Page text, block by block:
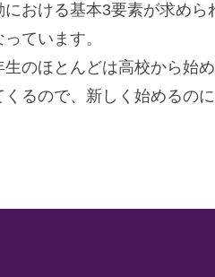
おける基本3要素が求め
ています。
のほとんどは高校から始
るので、新しく始めるの